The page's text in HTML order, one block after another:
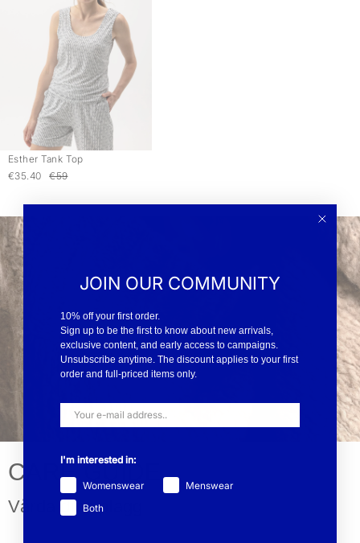
Esther Tank Top
€35.40
€59
CARE GUIDE
Vårda dina plagg
JOIN OUR COMMUNITY
10% off your first order.
Sign up to be the first to know about new arrivals,
exclusive content, and early access to campaigns.
Unsubscribe anytime. The discount applies to your first
order and full-priced items only.
I'm interested in:
Womenswear
Menswear
Both